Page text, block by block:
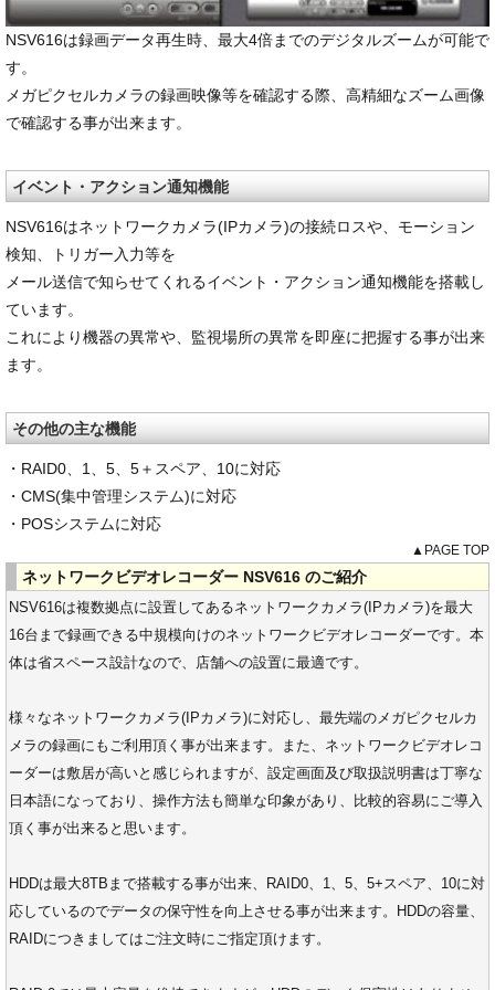
NSV616は録画データ再生時、最大4倍までのデジタルズームが可能で
す。
メガピクセルカメラの録画映像等を確認する際、高精細なズーム画像
で確認する事が出来ます。
イベント・アクション通知機能
NSV616はネットワークカメラ(IPカメラ)の接続ロスや、モーション
検知、トリガー入力等を
メール送信で知らせてくれるイベント・アクション通知機能を搭載し
ています。
これにより機器の異常や、監視場所の異常を即座に把握する事が出来
ます。
その他の主な機能
・RAID0、1、5、5＋スペア、10に対応
・CMS(集中管理システム)に対応
・POSシステムに対応
▲PAGE TOP
ネットワークビデオレコーダー NSV616 のご紹介
NSV616は複数拠点に設置してあるネットワークカメラ(IPカメラ)を最大
16台まで録画できる中規模向けのネットワークビデオレコーダーです。本
体は省スペース設計なので、店舗への設置に最適です。
様々なネットワークカメラ(IPカメラ)に対応し、最先端のメガピクセルカ
メラの録画にもご利用頂く事が出来ます。また、ネットワークビデオレコ
ーダーは敷居が高いと感じられますが、設定画面及び取扱説明書は丁寧な
日本語になっており、操作方法も簡単な印象があり、比較的容易にご導入
頂く事が出来ると思います。
HDDは最大8TBまで搭載する事が出来、RAID0、1、5、5+スペア、10に対
応しているのでデータの保守性を向上させる事が出来ます。HDDの容量、
RAIDにつきましてはご注文時にご指定頂けます。